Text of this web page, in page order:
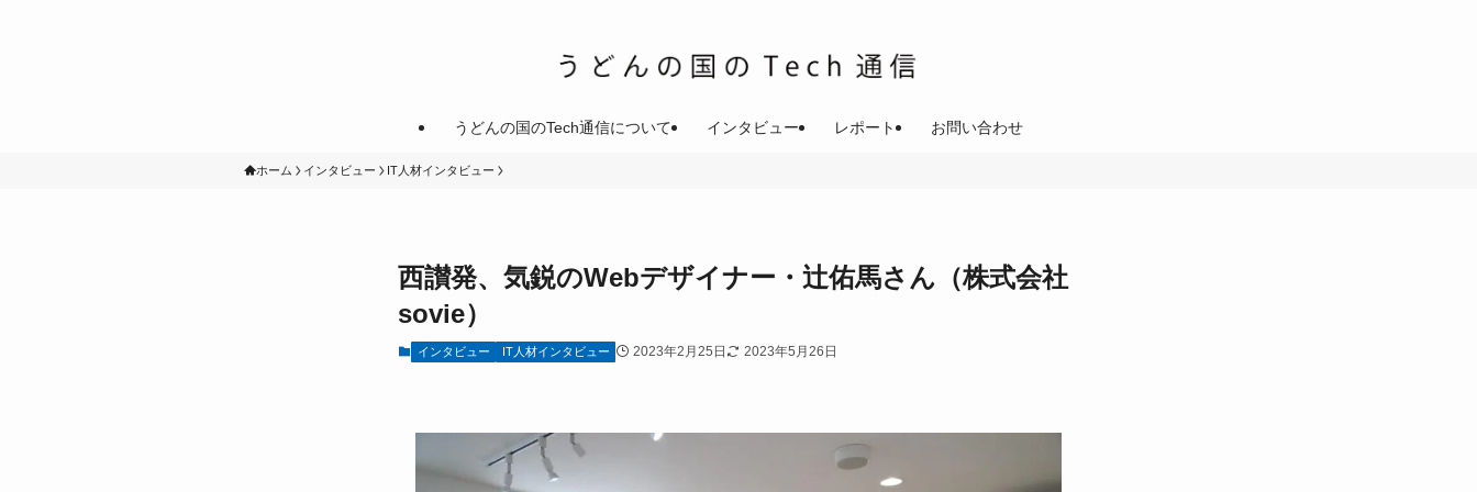
うどんの国のTech通信について インタビュー レポート お問い合わせ
ホーム インタビュー IT人材インタビュー
西讃発、気鋭のWebデザイナー・辻佑馬さん（株式会社
sovie）
インタビュー IT人材インタビュー 2023年2月25日 2023年5月26日